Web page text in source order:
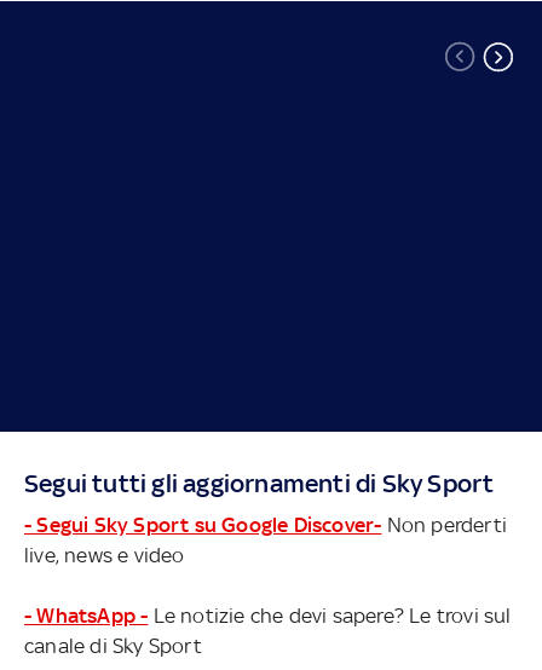
Segui tutti gli aggiornamenti di Sky Sport
- Segui Sky Sport su Google Discover- Non perderti
live, news e video
- WhatsApp - Le notizie che devi sapere? Le trovi sul
canale di Sky Sport